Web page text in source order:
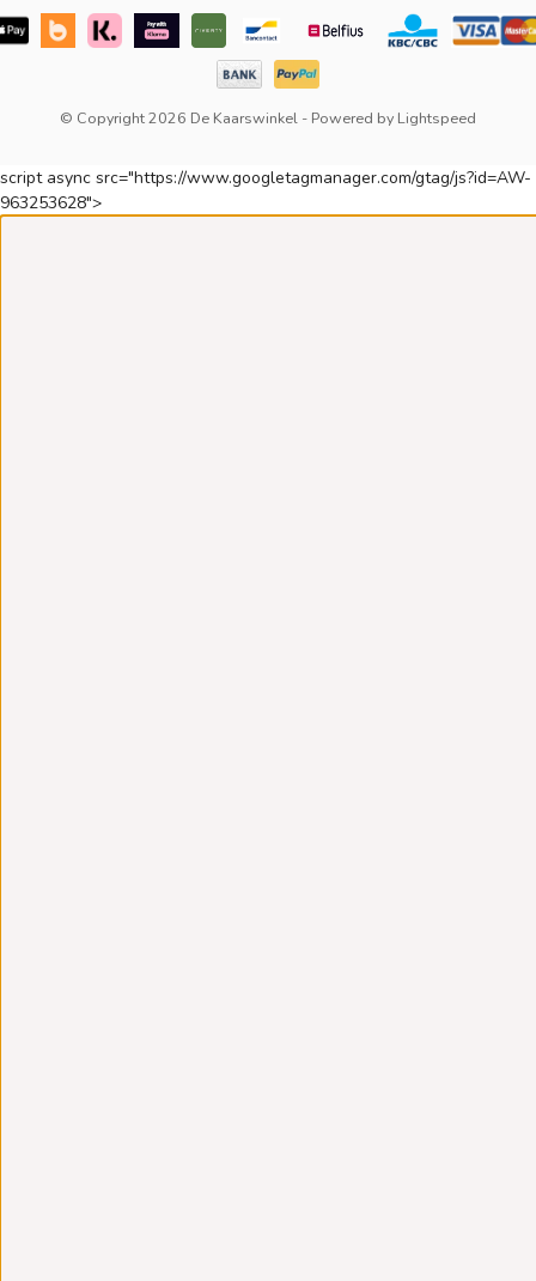
© Copyright 2026 De Kaarswinkel - Powered by Lightspeed
script async src="https://www.googletagmanager.com/gtag/js?id=AW-
963253628">